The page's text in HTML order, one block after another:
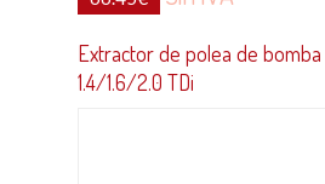
Extractor de polea de bomba
1.4/1.6/2.0 TDi